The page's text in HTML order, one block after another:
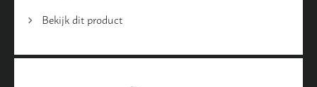
Bekijk dit product